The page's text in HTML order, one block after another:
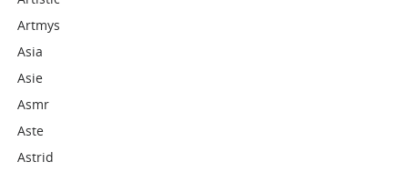
Artmys
Asia
Asie
Asmr
Aste
Astrid